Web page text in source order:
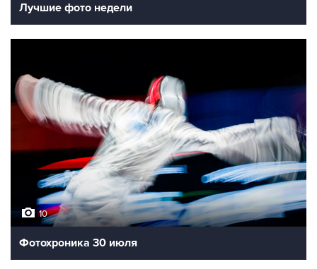
Лучшие фото недели
10
Фотохроника 30 июля